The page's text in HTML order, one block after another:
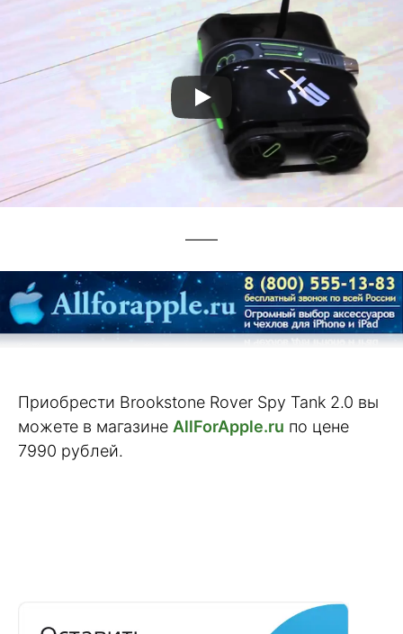
——
Приобрести Brookstone Rover Spy Tank 2.0 вы
можете в магазине AllForApple.ru по цене
7990 рублей.